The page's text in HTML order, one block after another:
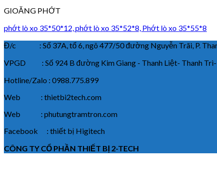
GIOĂNG PHỚT
phớt lò xo 35*50*12, phớt lò xo 35*52*8, Phớt lò xo 35*55*8
Đ/c : Số 37A, tổ 6, ngõ 477/50 đường Nguyễn Trãi, P. Thanh
VPGD : Số 924 B đường Kim Giang - Thanh Liệt- Thanh
Hotline/Zalo : 0988.775.899
Web : thietbi2tech.com
Web : phutungtramtron.com
Facebook : thiết bị Higitech
CÔNG TY CỔ PHẦN THIẾT BỊ 2-TECH